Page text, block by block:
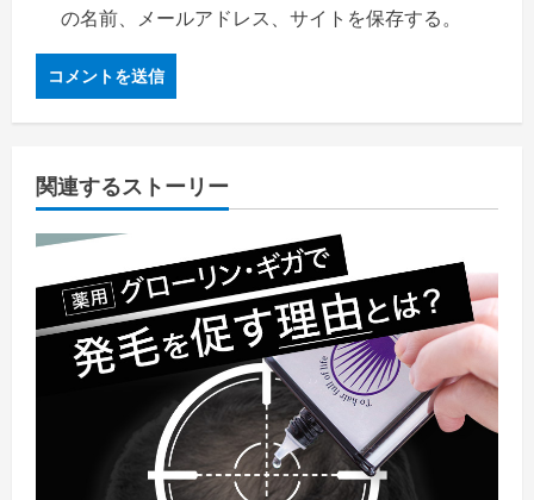
の名前、メールアドレス、サイトを保存する。
関連するストーリー